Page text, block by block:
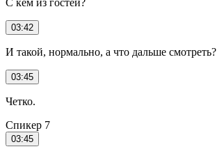
03:42
И такой, нормально, а что дальше смотреть?
03:45
Четко.
Спикер 7
03:45